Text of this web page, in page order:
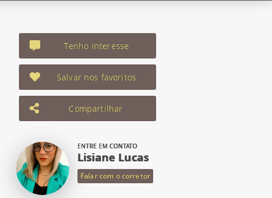
Tenho interesse
Salvar nos favoritos
Compartilhar
ENTRE EM CONTATO
Lisiane Lucas
Falar com o corretor